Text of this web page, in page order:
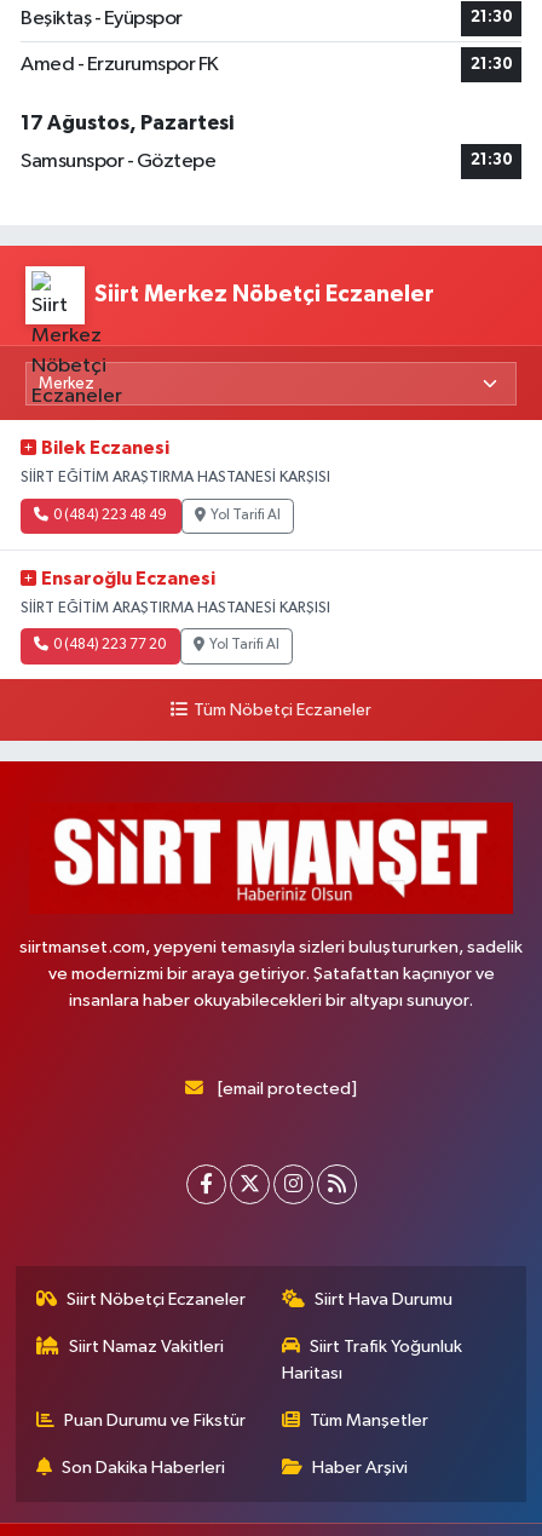
Beşiktaş - Eyüpspor 21:30
Amed - Erzurumspor FK 21:30
17 Ağustos, Pazartesi
Samsunspor - Göztepe
21:30
Siirt Merkez Nöbetçi Eczaneler
Bilek Eczanesi
SİİRT EĞİTİM ARAŞTIRMA HASTANESİ KARŞISI
0 (484) 223 48 49 Yol Tarifi Al
Ensaroğlu Eczanesi
SİİRT EĞİTİM ARAŞTIRMA HASTANESİ KARŞISI
0 (484) 223 77 20 Yol Tarifi Al
Tüm Nöbetçi Eczaneler
siirtmanset.com, yepyeni temasıyla sizleri buluştururken, sadelik
ve modernizmi bir araya getiriyor. Şatafattan kaçınıyor ve
insanlara haber okuyabilecekleri bir altyapı sunuyor.
[email protected]
Siirt Nöbetçi Eczaneler Siirt Hava Durumu
Siirt Namaz Vakitleri
Siirt Trafik Yoğunluk
Haritası
Puan Durumu ve Fikstür Tüm Manşetler
Son Dakika Haberleri Haber Arşivi